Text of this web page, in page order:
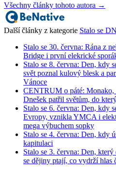
Všechny články tohoto autora →
Další články z kategorie Stalo se
Stalo se 30. června: Rána z
Bridge i první elekrické
Stalo se 8. června: Den, kdy
svět poznal kulový blesk a
Vánoce
CENTRUM o páté: Monako,
Dnešek patřil světům, do
Stalo se 6. června: Den, kdy
Evropy, vznikla YMCA i
mega výbuchem sopky
Stalo se 4. června: Den, kdy
kapitulaci
Stalo se 3. června: Den,
se dějiny ptají, co vydrží hlas